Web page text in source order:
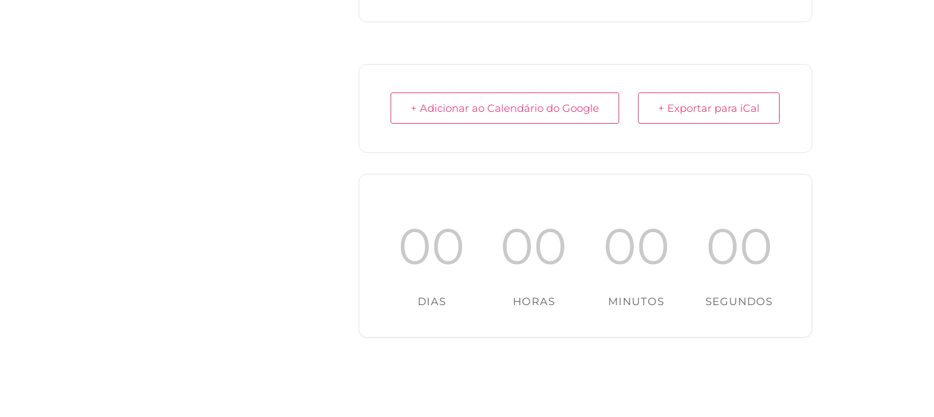
+ Adicionar ao Calendário do Google + Exportar para iCal
00
DIAS
00
HORAS
00
MINUTOS
00
SEGUNDOS